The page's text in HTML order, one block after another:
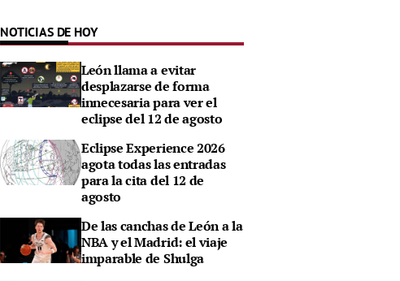
NOTICIAS DE HOY
León llama a evitar
desplazarse de forma
innecesaria para ver el
eclipse del 12 de agosto
Eclipse Experience 2026
agota todas las entradas
para la cita del 12 de
agosto
De las canchas de León a la
NBA y el Madrid: el viaje
imparable de Shulga